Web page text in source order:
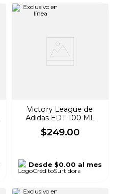
Victory League de
Adidas EDT 100 ML
$249.00
Desde $0.00 al mes